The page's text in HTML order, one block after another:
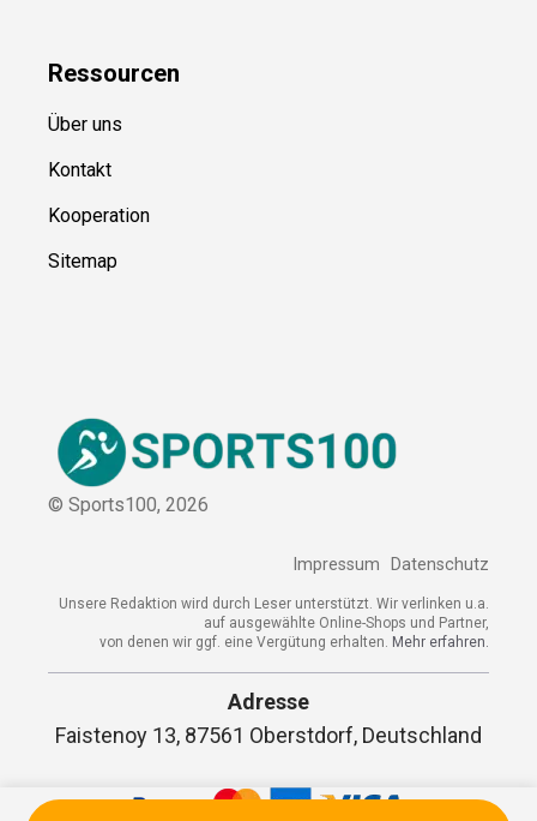
Ressource
Über uns
Kontakt
© Sports100, 2026
Impressum Datenschutz
Unsere Redaktion wird durch Leser unterstützt. Wir verlinken
u.a. auf ausgewählte Online-Shops und Partner,
von denen wir ggf. eine Vergütung erhalten.Mehr erfahren.
Adresse